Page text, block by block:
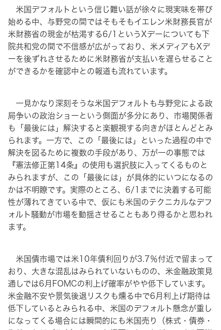
米国デフォルトという信じ難い話が徐々に現実味を帯び
始める中、与野党の間ではそもそもイエレン米財務長官が
米財務省の現金が枯渇する6/1というXデーについても下
院共和党の間で不信感が広がっており、米メディアもXデ
ーを後ずれさせるために米財務省が支払いを遅らせること
ができるかを確認中との報道も流れています。
一見かなり深刻そうな米国デフォルトも与野党による政
局争いの政治ショーという側面が多分にあり、市場関係者
も「最後には」解決すると楽観視する向きがほとんどとみ
られます。一方で、この「最後には」といった過程の中で
解決を図るために複数の手段があり、万が一の事態では
『憲法修正第14条』の使用も選択肢に入ってくるものと
みられますが、この「最後には」が具体的にいつになるの
かは不明瞭です。実際のところ、6/1までに決着する可能
性が薄れてきている中で、仮にも米国のテクニカルなデフ
ォルト騒動が市場を動揺させることもあり得るかと思われ
ます。
米国債市場では米10年債利回りが3.7％付近で留まって
おり、大きな混乱はみられていないものの、米金融政策見
通しでは6月FOMCの利上げ確率がやや低下しています。
米金融不安や景気後退リスクも燻る中で6月利上げ期待は
低下しているとみられる中、米国のデフォルト懸念が重し
になってくる場合には瞬間的にも米国売り（株式・債券・